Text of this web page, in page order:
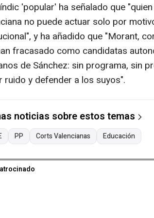
'popular' ha señalado que
no puede actuar solo por
y ha añadido que "Morant,
fracasado como candidatas
de Sánchez: sin programa, sin
ruido y defender a los suyos".
noticias sobre estos temas
PP Corts Valencianas Educación